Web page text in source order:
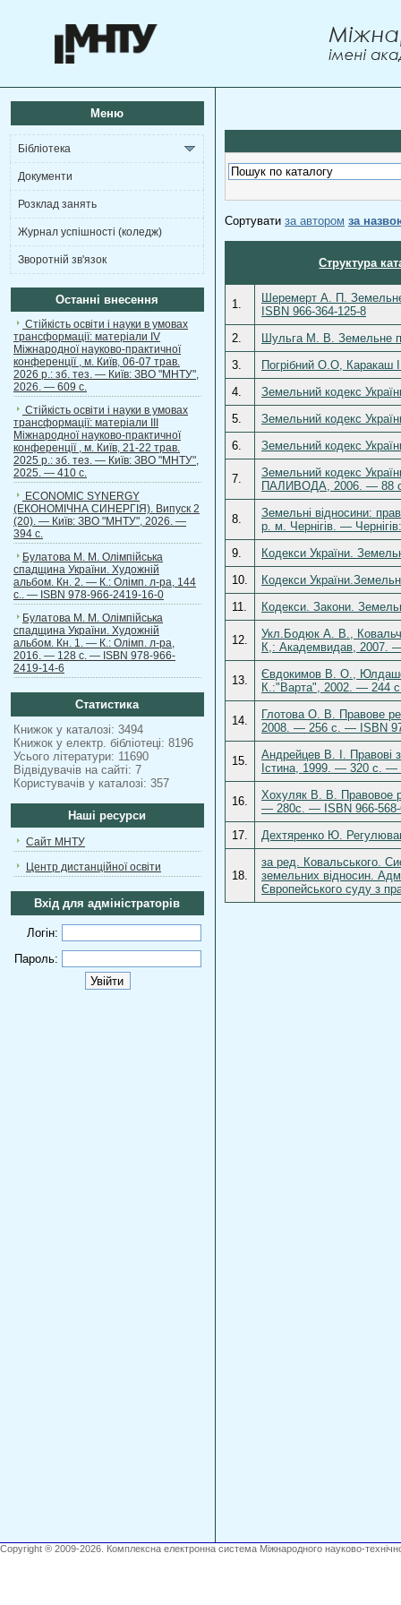
Меню
Бібліотека
Документи
Розклад занять
Журнал успішності (коледж)
Зворотній зв'язок
Останні внесення
Стійкість освіти і науки в умовах
трансформації: матеріали ІV
Міжнародної науково-практичної
конференції , м. Київ, 06-07 трав.
2026 р.: зб. тез. — Київ: ЗВО "МНТУ",
2026. — 609 с.
Стійкість освіти і науки в умовах
трансформації: матеріали ІІІ
Міжнародної науково-практичної
конференції , м. Київ, 21-22 трав.
2025 р.: зб. тез. — Київ: ЗВО "МНТУ",
2025. — 410 с.
ECONOMIC SYNERGY
(ЕКОНОМІЧНА СИНЕРГІЯ). Випуск 2
(20). — Київ: ЗВО "МНТУ", 2026. —
394 с.
Булатова М. М. Олімпійська
спадщина України. Художній
альбом. Кн. 2. — К.: Олімп. л-ра, 144
с.. — ISBN 978-966-2419-16-0
Булатова М. М. Олімпійська
спадщина України. Художній
альбом. Кн. 1. — К.: Олімп. л-ра,
2016. — 128 с. — ISBN 978-966-
2419-14-6
Статистика
Книжок у каталозі: 3494
Книжок у електр. бібліотеці: 8196
Усього літератури: 11690
Відвідувачів на сайті: 7
Користувачів у каталозі: 357
Наші ресурси
Сайт МНТУ
Центр дистанційної освіти
Вхід для адміністраторів
Логін:
Пароль:
Сортувати за автором за
Структура
1.
Шеремерт А. П.
ISBN 966-364-125-8
2.
Шульга М. В. Земельне
3.
Погрібний О.О, Каракаш
4.
Земельний кодекс
5.
Земельний кодекс
6.
Земельний кодекс
7.
Земельний кодекс
ПАЛИВОДА, 2006. — 88
8.
Земельні відносини:
р. м. Чернігів. —
9.
Кодекси України.
10.
Кодекси
11.
Кодекси. Закони.
12.
Укл.Бодюк А. В.,
К,: Академвидав, 2007.
13.
Євдокимов В. О.,
К.:"Варта", 2002. — 244
14.
Глотова О. В. Правове
2008. — 256 с. — ISBN
15.
Андрейцев В. І. Правові
Істина, 1999. — 320 с. —
16.
Хохуляк В. В. Правовое
— 280с. — ISBN 966-568-
17.
Дехтяренко Ю.
18.
за ред. Ковальського.
земельних відносин.
Європейського суду з
Copyright ® 2009-2026. Комплексна електронна система Міжнародного науково-